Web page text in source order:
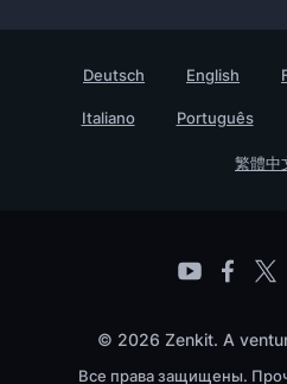
Testimonials
Предприятие
Deutsch English
Italiano Português
繁體中
© 2026 Zenkit. A
Все права защищены.